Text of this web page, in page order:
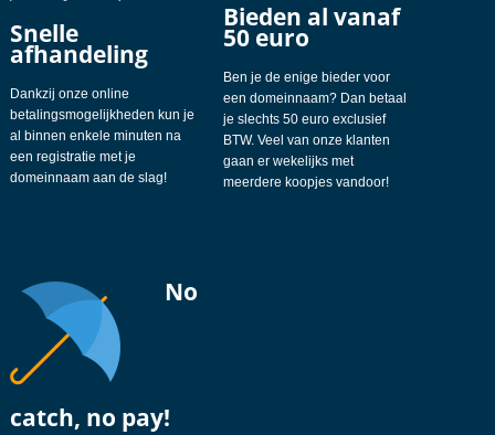
Snelle
afhandeling
Dankzij onze online
betalingsmogelijkheden kun je
al binnen enkele minuten na
een registratie met je
domeinnaam aan de slag!
Bieden al vanaf
50 euro
Ben je de enige bieder voor
een domeinnaam? Dan betaal
je slechts 50 euro exclusief
BTW. Veel van onze klanten
gaan er wekelijks met
meerdere koopjes vandoor!
No
catch, no pay!